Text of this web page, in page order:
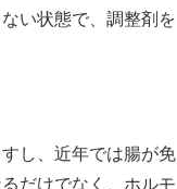
い状態で、調整剤を
し、近年では腸が免
だけでなく、ホルモ